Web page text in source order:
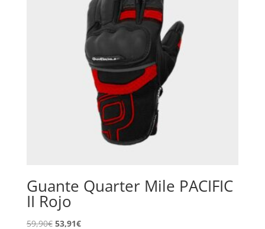
Guante Quarter Mile PACIFIC
II Rojo
59,90€ El
53,91€El